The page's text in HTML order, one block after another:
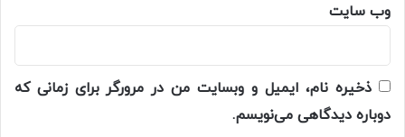
وب‌ سایت
ذخیره نام، ایمیل و وبسایت من در مرورگر برای زمانی که
دوباره دیدگاهی می‌نویسم.